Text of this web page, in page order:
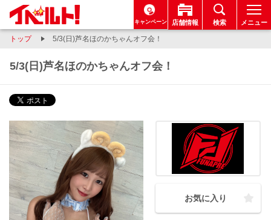
キャンペーン 店舗情報 検索 メニュー
トップ 5/3(日)芦名ほのかちゃんオフ会！
5/3(日)芦名ほのかちゃんオフ会！
お気に入り